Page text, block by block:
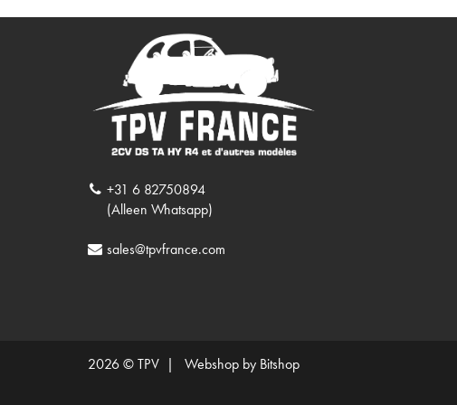
+31 6 82750894
(Alleen Whatsapp)
sales@tpvfrance.com
2026 © TPV | Webshop by Bitshop